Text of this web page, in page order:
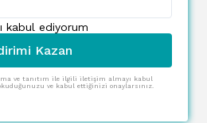
kabul ediyorum
Kazan
ve tanıtım ile ilgili iletişim almayı kabul
ve kabul ettiğinizi onaylarsınız.